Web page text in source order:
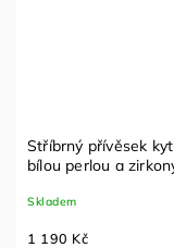
Stříbrný přívěsek
bílou perlou a
Skladem
1 190 Kč